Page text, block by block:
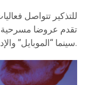
تقدم عروضا
سينما “الموبايل” والإدارة الثقافية وغيرها من الفنون.